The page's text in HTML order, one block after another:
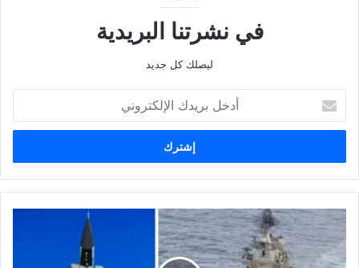
في نشرتنا البريدية
ليصلك كل جديد
بريدك
الإلكتروني
روسيا
تعزز
دفاعات